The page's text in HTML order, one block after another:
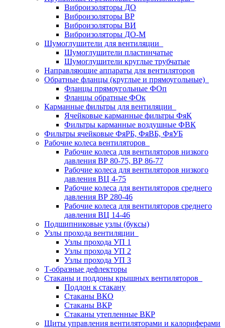
Виброизоляторы ДО
Виброизоляторы ВР
Виброизоляторы ВИ
Виброизоляторы ДО-М
Шумоглушители для вентиляции
Шумоглушители пластинчатые
Шумоглушители круглые трубчатые
Направляющие аппараты для вентиляторов
Обратные фланцы (круглые и прямоугольные)
Фланцы прямоугольные ФОп
Фланцы обратные ФОк
Карманные фильтры для вентиляции
Ячейковые карманные фильтры ФяК
Фильтры карманные воздушные ФВК
Фильтры ячейковые ФяРБ, ФяВБ, ФяУБ
Рабочие колеса вентиляторов
Рабочие колеса для вентиляторов низкого
давления ВР 80-75, ВР 86-77
Рабочие колеса для вентиляторов низкого
давления ВЦ 4-75
Рабочие колеса для вентиляторов среднего
давления ВР 280-46
Рабочие колеса для вентиляторов среднего
давления ВЦ 14-46
Подшипниковые узлы (буксы)
Узлы прохода вентиляции
Узлы прохода УП 1
Узлы прохода УП 2
Узлы прохода УП 3
Т-образные дефлекторы
Стаканы и поддоны крышных вентиляторов
Поддон к стакану
Стаканы ВКО
Стаканы ВКР
Стаканы утепленные ВКР
Щиты управления вентиляторами и калориферами